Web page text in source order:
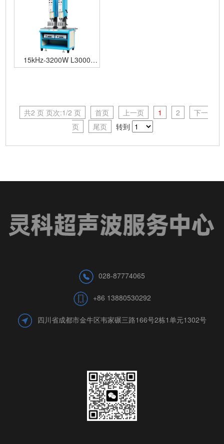
15kHz-3200W L3000
Standard 模拟 多头机
共2 页 页次:1/2 页 首页 上一页 1 2
下一
页
尾页 转到
028-87774065
+86 13880530292
四川省成都市金牛区韦家碾三路166号2栋1单元1302号